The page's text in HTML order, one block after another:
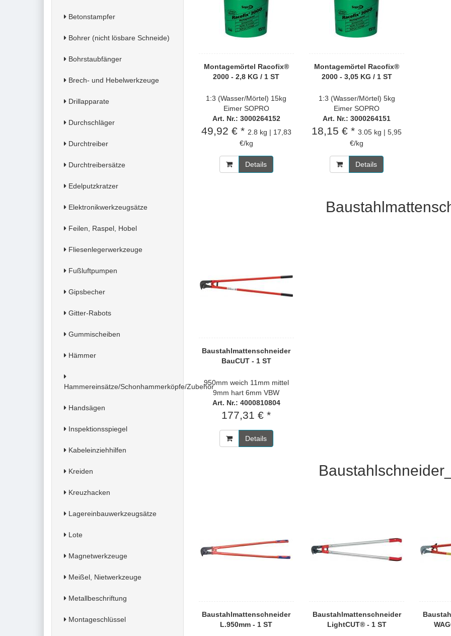
Betonstampfer
Bohrer (nicht lösbare Schneide)
Bohrstaubfänger
Brech- und Hebelwerkzeuge
Drillapparate
Durchschläger
Durchtreiber
Durchtreibersätze
Edelputzkratzer
Elektronikwerkzeugsätze
Feilen, Raspel, Hobel
Fliesenlegerwerkzeuge
Fußluftpumpen
Gipsbecher
Gitter-Rabots
Gummischeiben
Hämmer
Hammereinsätze/Schonhammerköpfe/Zubehör
Handsägen
Inspektionsspiegel
Kabeleinziehhilfen
Kreiden
Kreuzhacken
Lagereinbauwerkzeugsätze
Lote
Magnetwerkzeuge
Meißel, Nietwerkzeuge
Metallbeschriftung
Montageschlüssel
Montagemörtel Racofix®
2000 - 2,8 KG / 1 ST
1:3 (Wasser/Mörtel) 15kg
Eimer SOPRO
Art. Nr.: 3000264152
49,92 € * 2.8 kg | 17,83
€/kg
Details
Montagemörtel Racofix®
2000 - 3,05 KG / 1 ST
1:3 (Wasser/Mörtel) 5kg
Eimer SOPRO
Art. Nr.: 3000264151
18,15 € *3.05 kg | 5,95
€/kg
Details
Baustahlmattenschneider
BauCUT - 1 ST
950mm weich 11mm mittel
9mm hart 6mm VBW
Art. Nr.: 4000810804
177,31 € *
Details
Baustahlmattenschneider
L.950mm - 1 ST
Baustahlmattenschneider
LightCUT® - 1 ST